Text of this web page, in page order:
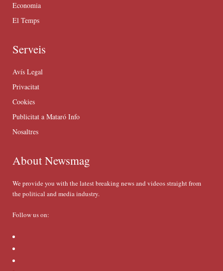
Economia
El Temps
Serveis
Avís Legal
Privacitat
Cookies
Publicitat a Mataró Info
Nosaltres
About Newsmag
We provide you with the latest breaking news and videos straight from
the political and media industry.
Follow us on: